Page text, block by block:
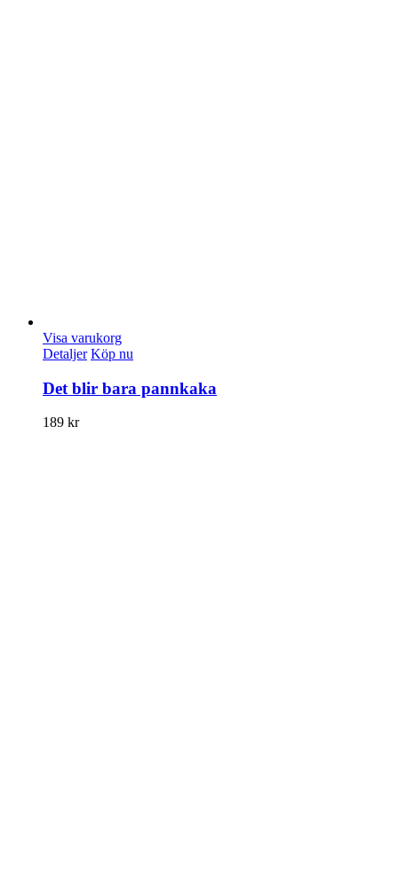
Visa varukorg
Detaljer Köp nu
Det blir bara pannkaka
189 kr